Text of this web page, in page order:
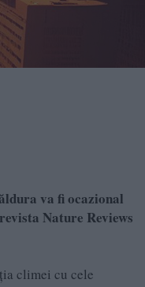
va fi ocazional
Nature Reviews
climei cu cele